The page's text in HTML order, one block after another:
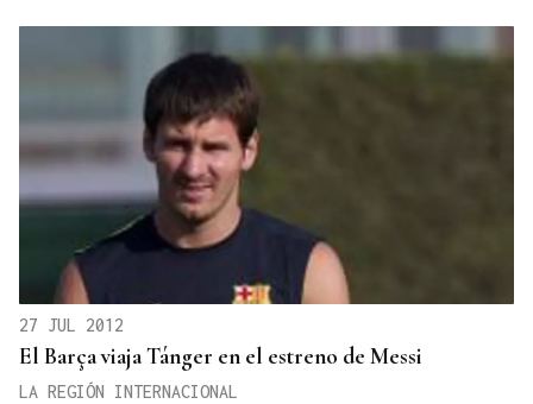
27 JUL 2012
El Barça viaja Tánger en el estreno de Messi
LA REGIÓN INTERNACIONAL